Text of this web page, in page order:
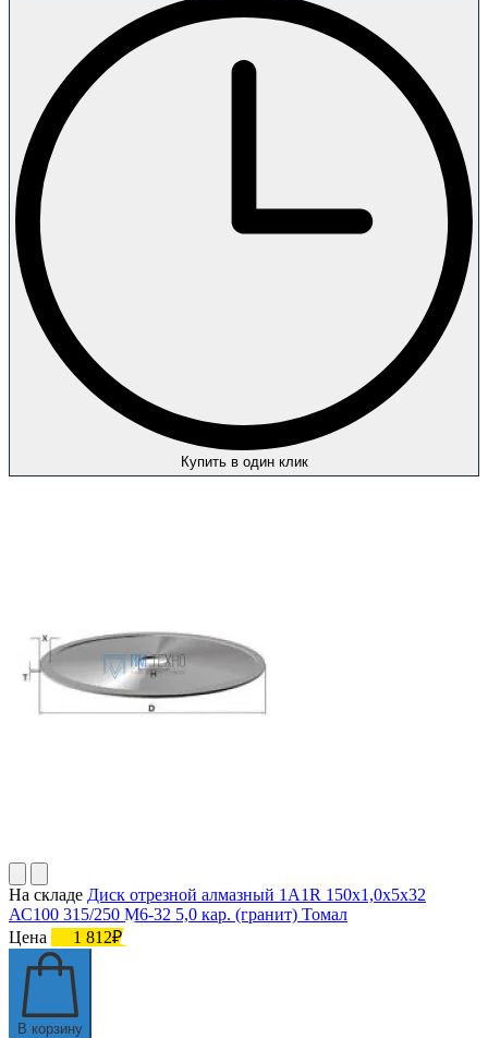
Купить в один клик
На складе Диск отрезной алмазный 1A1R 150х1,0х5х32
АС100 315/250 М6-32 5,0 кар. (гранит) Томал
Цена
1 812₽
В корзину